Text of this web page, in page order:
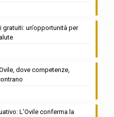
un’opportunità per
dove competenze,
L’Ovile conferma la